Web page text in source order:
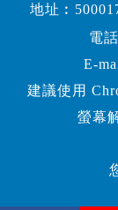
地址
電話
E-
建議使用
螢幕